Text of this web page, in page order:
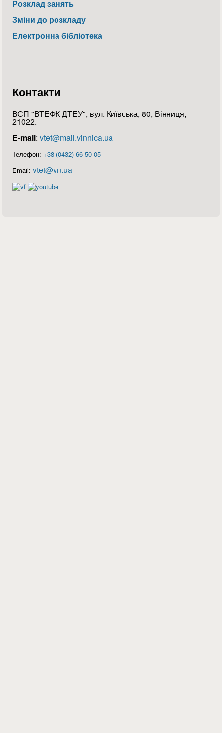
Розклад занять
Зміни до розкладу
Електронна бібліотека
Контакти
ВСП "ВТЕФК ДТЕУ", вул. Київська, 80, Вінниця,
21022.
E-mail: vtet@mail.vinnica.ua
Телефон: +38 (0432) 66-50-05
Email: vtet@vn.ua